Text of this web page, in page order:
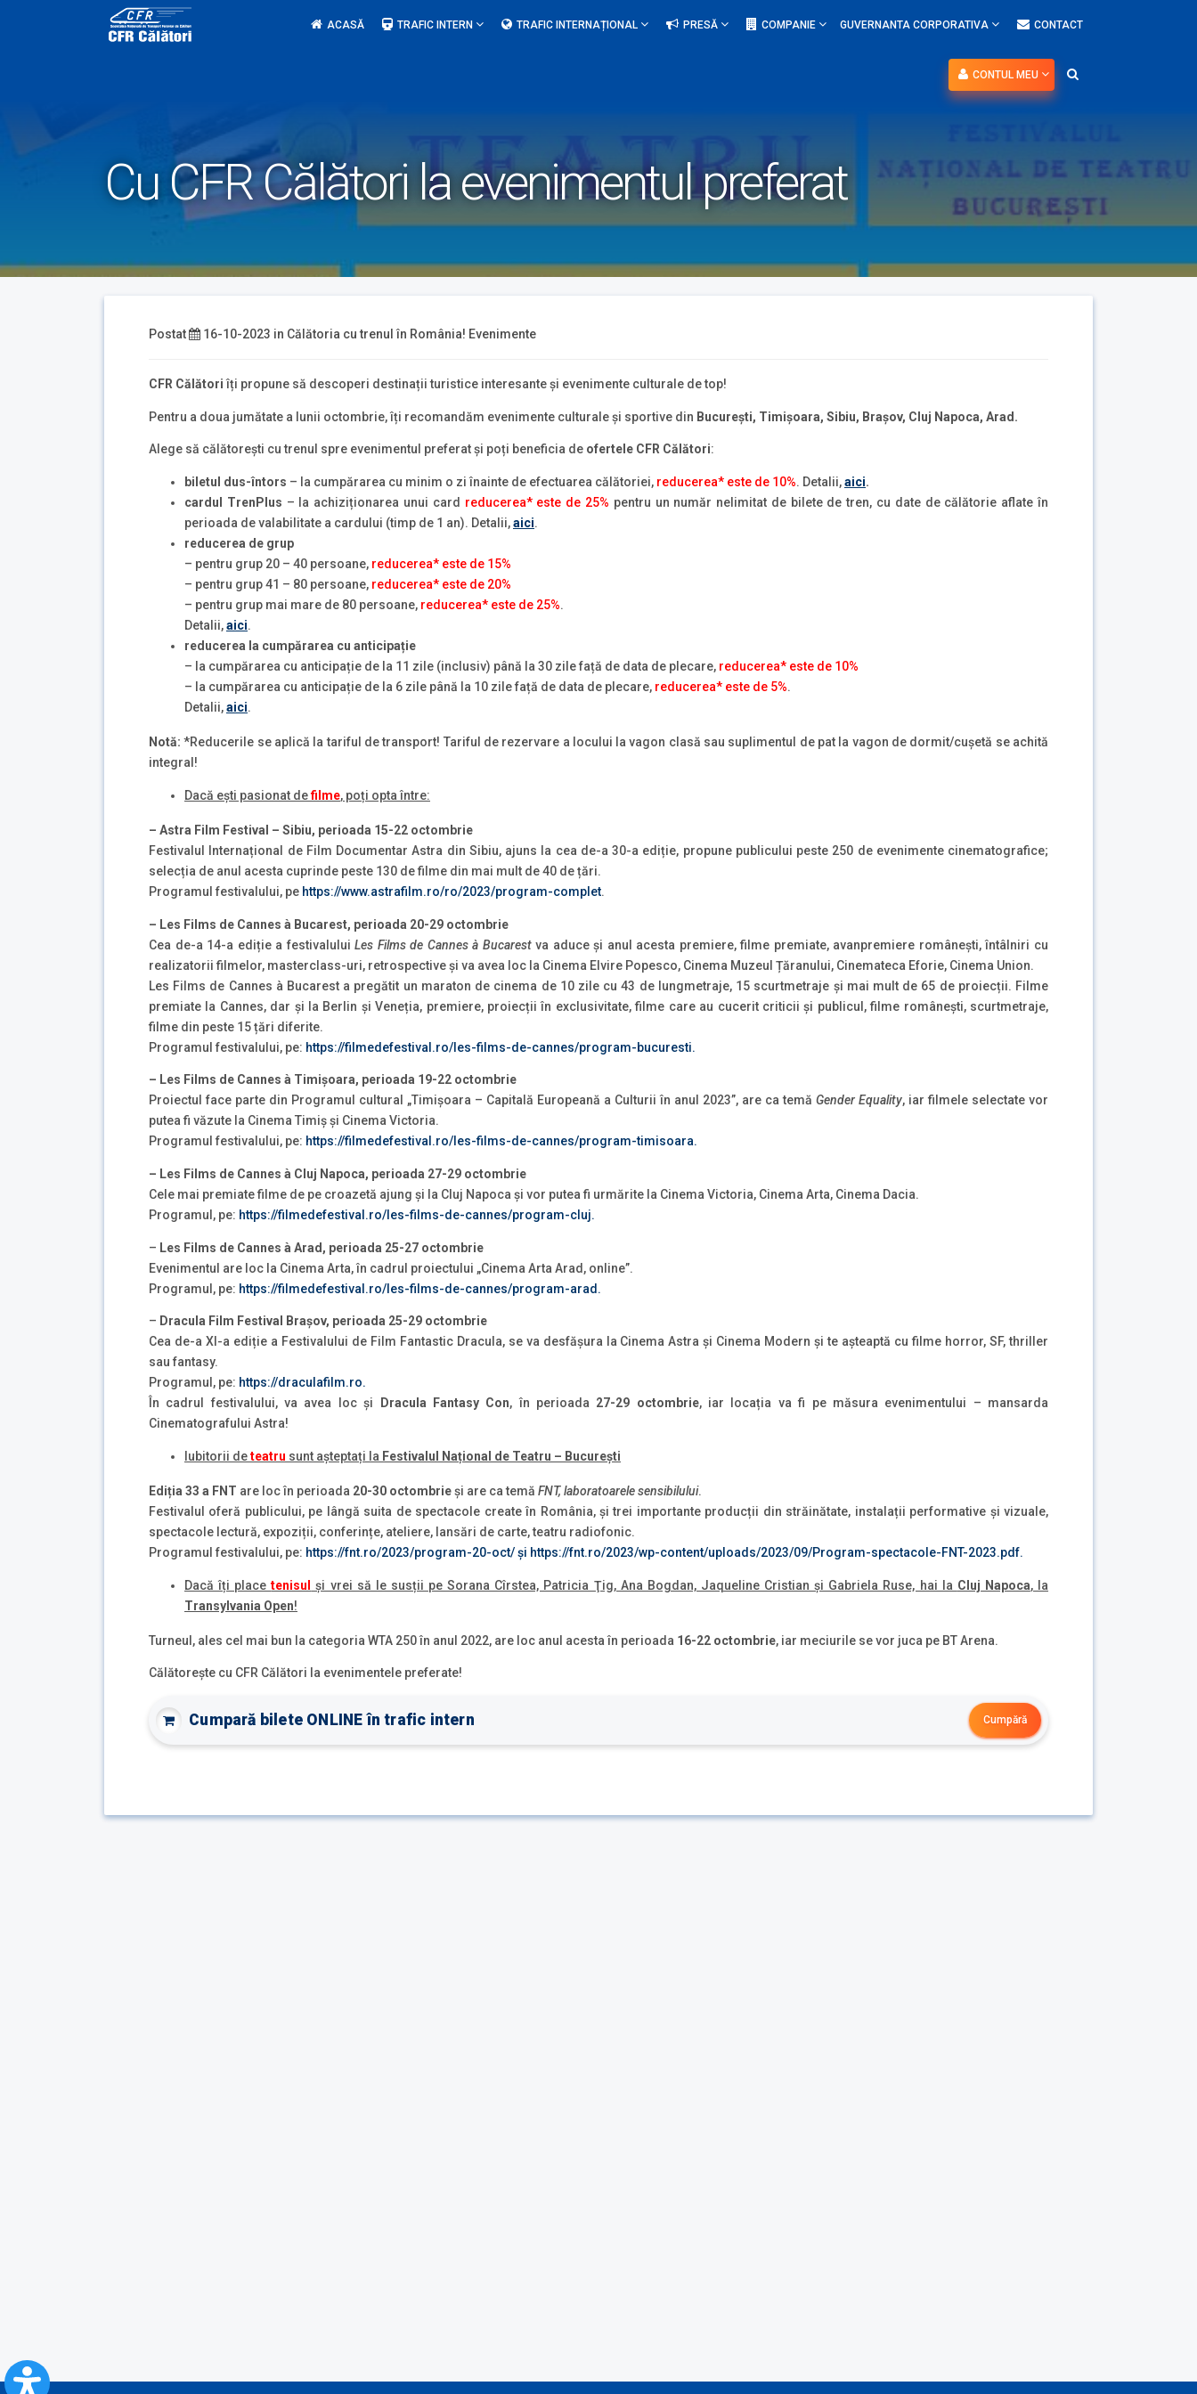
ACASĂ TRAFIC INTERN TRAFIC INTERNAȚIONAL PRESĂ COMPANIE GUVERNANTA CORPORATIVA CONTACT
CONTUL MEU
Cu CFR Călători la evenimentul preferat
Postat 16-10-2023 in Călătoria cu trenul în România! Evenimente
CFR Călătoriîți propune să descoperi destinații turistice interesante și evenimente culturale de top!
Pentru a doua jumătate a lunii octombrie, îți recomandăm evenimente culturale și sportive din București, Timișoara, Sibiu, Brașov, Cluj Napoca, Arad.
Alege să călătorești cu trenul spre evenimentul preferat și poți beneficia de ofertele CFR Călători:
biletul dus-întors – la cumpărarea cu minim o zi înainte de efectuarea călătoriei, reducerea* este de 10%. Detalii,aici.
cardul TrenPlus – la achiziționarea unui card reducerea* este de 25% pentru un număr nelimitat de bilete de tren, cu date de călătorie aflate în
perioada de valabilitate a cardului (timp de 1 an). Detalii,aici.
reducerea de grup
– pentru grup 20 – 40 persoane, reducerea* este de 15%
– pentru grup 41 – 80 persoane, reducerea* este de 20%
– pentru grup mai mare de 80 persoane, reducerea* este de 25%.
Detalii,aici.
reducerea la cumpărarea cu anticipație
– la cumpărarea cu anticipație de la 11 zile (inclusiv) până la 30 zile față de data de plecare, reducerea* este de 10%
– la cumpărarea cu anticipație de la 6 zile până la 10 zile față de data de plecare, reducerea* este de 5%.
Detalii,aici.
Notă:*Reducerile se aplică la tariful de transport! Tariful de rezervare a locului la vagon clasă sau suplimentul de pat la vagon de dormit/cușetă se achită
integral!
Dacă ești pasionat defilme, poți opta între:
– Astra Film Festival – Sibiu, perioada 15-22 octombrie
Festivalul Internațional de Film Documentar Astra din Sibiu, ajuns la cea de-a 30-a ediție, propune publicului peste 250 de evenimente cinematografice;
selecția de anul acesta cuprinde peste 130 de filme din mai mult de 40 de țări.
Programul festivalului, pe https://www.astrafilm.ro/ro/2023/program-complet.
– Les Films de Cannes à Bucarest, perioada 20-29 octombrie
Cea de-a 14-a ediție a festivaluluiLes Films de Cannes à Bucarestva aduce și anul acesta premiere, filme premiate, avanpremiere românești, întâlniri cu
realizatorii filmelor, masterclass-uri, retrospective și va avea loc la Cinema Elvire Popesco, Cinema Muzeul Țăranului, Cinemateca Eforie, Cinema Union.
Les Films de Cannes à Bucarest a pregătit un maraton de cinema de 10 zile cu 43 de lungmetraje, 15 scurtmetraje și mai mult de 65 de proiecții. Filme
premiate la Cannes, dar și la Berlin și Veneția, premiere, proiecții în exclusivitate, filme care au cucerit criticii și publicul, filme românești, scurtmetraje,
filme din peste 15 țări diferite.
Programul festivalului, pe: https://filmedefestival.ro/les-films-de-cannes/program-bucuresti.
– Les Films de Cannes à Timișoara, perioada 19-22 octombrie
Proiectul face parte din Programul cultural „Timișoara – Capitală Europeană a Culturii în anul 2023”, are ca temă Gender Equality, iar filmele selectate vor
putea fi văzute la Cinema Timiș și Cinema Victoria.
Programul festivalului, pe: https://filmedefestival.ro/les-films-de-cannes/program-timisoara.
– Les Films de Cannes à Cluj Napoca, perioada 27-29 octombrie
Cele mai premiate filme de pe croazetă ajung și la Cluj Napoca și vor putea fi urmărite la Cinema Victoria, Cinema Arta, Cinema Dacia.
Programul, pe: https://filmedefestival.ro/les-films-de-cannes/program-cluj.
– Les Films de Cannes à Arad, perioada 25-27 octombrie
Evenimentul are loc la Cinema Arta, în cadrul proiectului „Cinema Arta Arad, online”.
Programul, pe: https://filmedefestival.ro/les-films-de-cannes/program-arad.
– Dracula Film Festival Brașov, perioada 25-29 octombrie
Cea de-a XI-a ediție a Festivalului de Film Fantastic Dracula, se va desfăşura la Cinema Astra și Cinema Modern și te așteaptă cu filme horror, SF, thriller
sau fantasy.
Programul, pe: https://draculafilm.ro.
În cadrul festivalului, va avea loc și
Dracula Fantasy Con, în perioada 27-29 octombrie, iar locația va fi pe măsura evenimentului – mansarda
Cinematografului Astra!
Iubitorii deteatru sunt așteptați la Festivalul Național de Teatru – București
Ediția 33 a FNT are loc în perioada 20-30 octombrieși are ca temă FNT, laboratoarele sensibilului.
Festivalul oferă publicului, pe lângă suita de spectacole create în România, și trei importante producții din străinătate, instalații performative și vizuale,
spectacole lectură, expoziții, conferințe, ateliere, lansări de carte, teatru radiofonic.
Programul festivalului, pe: https://fnt.ro/2023/program-20-oct/și https://fnt.ro/2023/wp-content/uploads/2023/09/Program-spectacole-FNT-2023.pdf.
Dacă îți placetenisul și vrei să le susții pe Sorana Cîrstea, Patricia Ţig, Ana Bogdan, Jaqueline Cristian şi Gabriela Ruse, hai la Cluj Napoca, la
Transylvania Open!
Turneul, ales cel mai bun la categoria WTA 250 în anul 2022, are loc anul acesta în perioada 16-22 octombrie, iar meciurile se vor juca pe BT Arena.
Călătoreşte cu CFR Călători la evenimentele preferate!
Cumpară bilete ONLINE în trafic intern Cumpără